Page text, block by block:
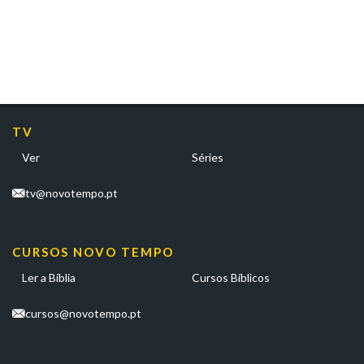
TV
Ver Séries
tv@novotempo.pt
CURSOS NOVO TEMPO
Ler a Bíblia Cursos Bíblicos
cursos@novotempo.pt